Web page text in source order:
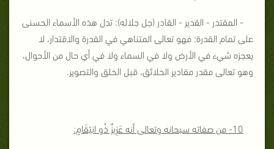
- المقتدر - القدير - القادر (جل جلاله): تدل هذه الأسماء الحسنى
على تمام القدرة: فهو تعالى المتناهي في القدرة والاقتدار، لا
يعجزه شيء في الأرض ولا في السماء ولا في أي حال من الأحوال،
وهو تعالى مقدر مقادير الخلائق، قبل الخلق والتصوير.
10- من صفاته سبحانه وتعالى أنه عَزِيزٌ ذُو انتِقَامٍ: